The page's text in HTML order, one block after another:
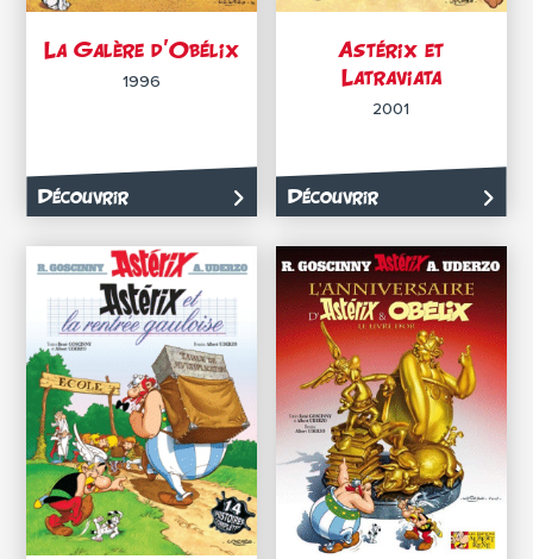
La Galère d’Obélix
1996
Découvrir
Astérix et
Latraviata
2001
Découvrir